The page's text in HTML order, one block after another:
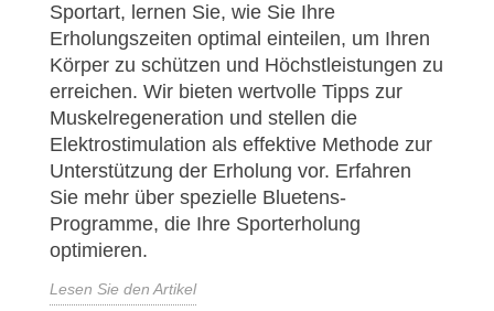
Sportart, lernen Sie, wie Sie Ihre
Erholungszeiten optimal einteilen, um Ihren
Körper zu schützen und Höchstleistungen zu
erreichen. Wir bieten wertvolle Tipps zur
Muskelregeneration und stellen die
Elektrostimulation als effektive Methode zur
Unterstützung der Erholung vor. Erfahren
Sie mehr über spezielle Bluetens-
Programme, die Ihre Sporterholung
optimieren.
Lesen Sie den Artikel